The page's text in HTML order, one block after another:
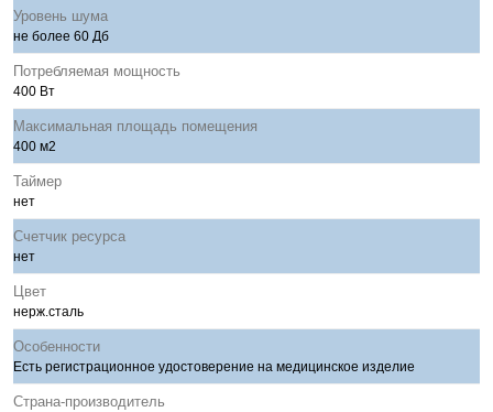
Уровень шума
не более 60 Дб
Потребляемая мощность
400 Вт
Максимальная площадь помещения
400 м2
Таймер
нет
Счетчик ресурса
нет
Цвет
нерж.сталь
Особенности
Есть регистрационное удостоверение на медицинское изделие
Страна-производитель